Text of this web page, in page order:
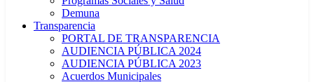
Demuna
Transparencia
PORTAL DE TRANSPARENCIA
AUDIENCIA PÚBLICA 2024
AUDIENCIA PÚBLICA 2023
Acuerdos Municipales